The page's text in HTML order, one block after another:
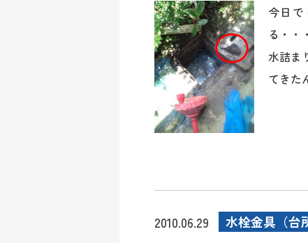
今日
る・・
水詰ま
てきた
2010.06.29 水栓金具（台